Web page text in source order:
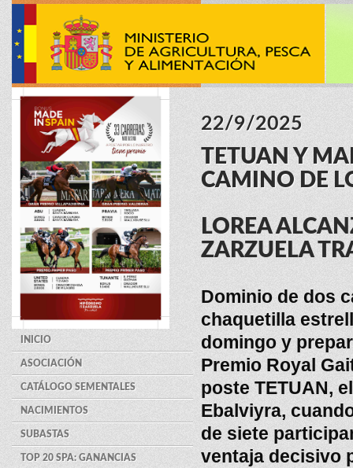
INICIO
ASOCIACIÓN
CATÁLOGO SEMENTALES
NACIMIENTOS
SUBASTAS
TOP 20 SPA: GANANCIAS
22/9/2025
TETUAN Y
CAMINO DE
LOREA
ZARZUELA
Dominio de dos
chaquetilla
domingo y
Premio Royal
poste TETUAN,
Ebalviyra,
de siete
ventaja decisivo